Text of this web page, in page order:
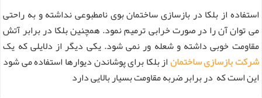
استفاده از بلکا در بازسازی ساختمان بوی نامطبوعی نداشته و به راحتی
می توان آن را در صورت خرابی ترمیم نمود. همچنین بلکا در برابر آتش
مقاومت خوبی داشته و شعله ور نمی شود. یکی دیگر از دلایلی که یک
شرکت بازسازی ساختماناز بلکا برای پوشاندن دیوارها استفاده می شود
این است که در برابر ضربه مقاومت بسیار بالایی دارد